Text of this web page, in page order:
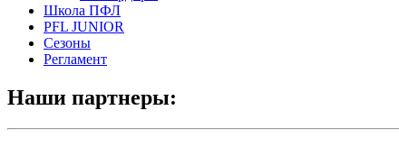
Школа ПФЛ
PFL JUNIOR
Сезоны
Регламент
Наши партнеры: